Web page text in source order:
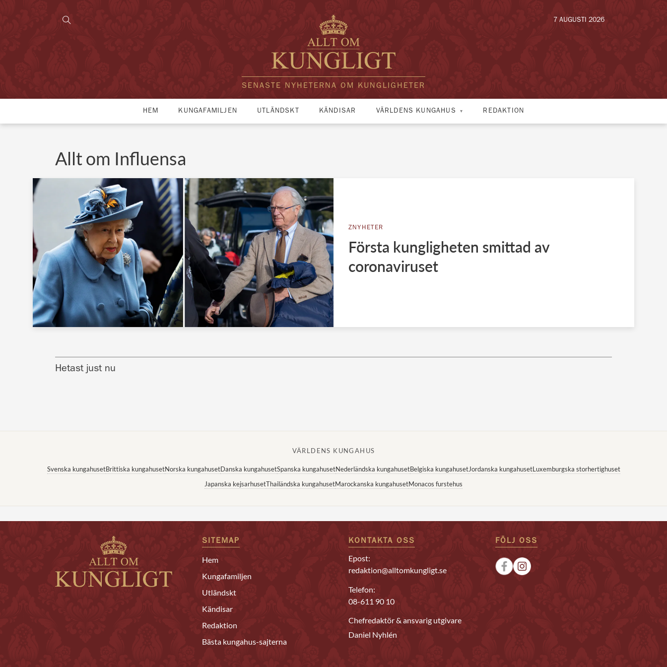
SENASTE NYHETERNA OM KUNGLIGHETER
7 AUGUSTI 2026
HEM KUNGAFAMILJEN UTLÄNDSKT KÄNDISAR VÄRLDENS KUNGAHUS REDAKTION
Allt om Influensa
ZNYHETER
Första kungligheten smittad av
coronaviruset
Hetast just nu
VÄRLDENS KUNGAHUS
Svenska kungahusetBrittiska kungahusetNorska kungahusetDanska kungahusetSpanska kungahusetNederländska kungahusetBelgiska kungahusetJordanska kungahusetLuxemburgska storhertighuset
Japanska kejsarhusetThailändska kungahusetMarockanska kungahusetMonacos furstehus
SITEMAP
Hem
Kungafamiljen
Utländskt
Kändisar
Redaktion
Bästa kungahus-sajterna
KONTAKTA OSS
Epost:
redaktion@alltomkungligt.se
Telefon:
08-611 90 10
Chefredaktör & ansvarig utgivare
Daniel Nyhlén
FÖLJ OSS